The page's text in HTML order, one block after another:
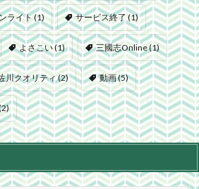
ライト(1) サービス終了(1)
よさこい(1) 三國志Online(1)
川クオリティ(2) 動画(5)